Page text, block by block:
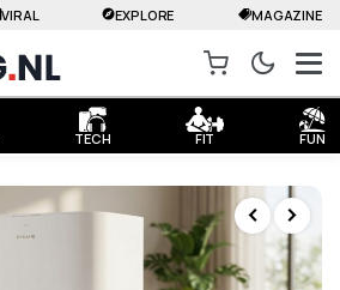
TECH FIT FUN
VIRAL EXPLORE MAGAZINE